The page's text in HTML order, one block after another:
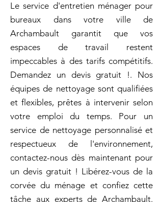
Le service d'entretien ménager pour
bureaux dans votre ville de
Archambault garantit que vos
espaces de travail restent
impeccables à des tarifs compétitifs.
Demandez un devis gratuit !. Nos
équipes de nettoyage sont qualifiées
et flexibles, prêtes à intervenir selon
votre emploi du temps. Pour un
service de nettoyage personnalisé et
respectueux de l'environnement,
contactez-nous dès maintenant pour
un devis gratuit ! Libérez-vous de la
corvée du ménage et confiez cette
tâche aux experts de Archambault.